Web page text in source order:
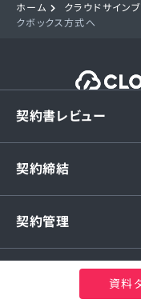
ホーム クラウドサイン
クボックス方式へ
契約書レビュー
契約締結
契約管理
関連サービス
資料